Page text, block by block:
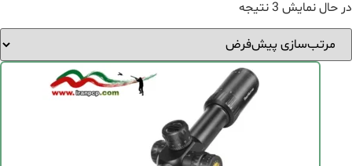
در حال نمایش 3 نتیجه